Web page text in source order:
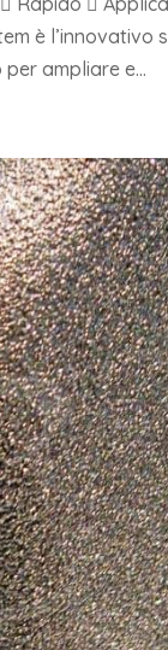
è
ampliare e...